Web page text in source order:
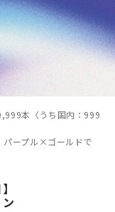
本〈うち国内：999
パープル×ゴールドで